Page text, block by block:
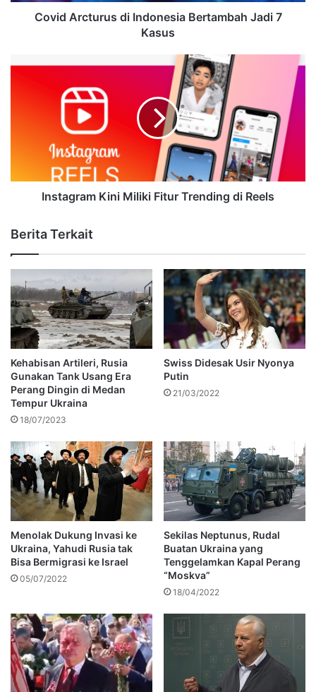
Covid Arcturus di Indonesia Bertambah Jadi 7
Kasus
Instagram Kini Miliki Fitur Trending di Reels
Berita Terkait
Kehabisan Artileri, Rusia
Gunakan Tank Usang Era
Perang Dingin di Medan
Tempur Ukraina
18/07/2023
Swiss Didesak Usir Nyonya
Putin
21/03/2022
Menolak Dukung Invasi ke
Ukraina, Yahudi Rusia tak
Bisa Bermigrasi ke Israel
05/07/2022
Sekilas Neptunus, Rudal
Buatan Ukraina yang
Tenggelamkan Kapal Perang
“Moskva”
18/04/2022